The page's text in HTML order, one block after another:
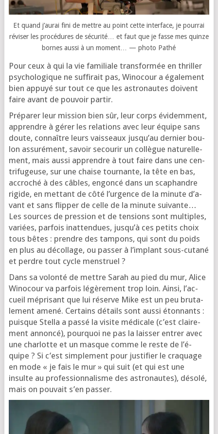
Et quand j’au­rai fini de mettre au point cette inter­face, je pour­rai
révi­ser les pro­cé­dures de sécu­ri­té… et faut que je fasse mes quinze
bornes aus­si à un moment… — pho­to Pathé
Pour ceux à qui la vie fami­liale trans­for­mée en thril­ler
psy­cho­lo­gique ne suf­fi­rait pas, Winocour a éga­le­ment
bien appuyé sur tout ce que les astro­nautes doivent
faire avant de pou­voir partir.
Préparer leur mis­sion bien sûr, leur corps évi­dem­ment,
apprendre à gérer les rela­tions avec leur équipe sans
doute, connaître leurs vais­seaux jus­qu’au der­nier bou­
lon assu­ré­ment, savoir secou­rir un col­lègue natu­rel­le­
ment, mais aus­si apprendre à tout faire dans une cen­
tri­fu­geuse, sur une chaise tour­nante, la tête en bas,
accro­ché à des câbles, engon­cé dans un sca­phandre
rigide, en met­tant de côté l’ur­gence de la minute d’a­
vant et sans flip­per de celle de la minute sui­vante…
Les sources de pres­sion et de ten­sions sont mul­tiples,
variées, par­fois inat­ten­dues, jus­qu’à ces petits choix
tous bêtes : prendre des tam­pons, qui sont du poids
en plus au décol­lage, ou pas­ser à l’im­plant sous-cuta­né
et perdre tout cycle menstruel ?
Dans sa volon­té de mettre Sarah au pied du mur, Alice
Winocour va par­fois légè­re­ment trop loin. Ainsi, l’ac­
cueil mépri­sant que lui réserve Mike est un peu bru­ta­
le­ment ame­né. Certains détails sont aus­si éton­nants :
puisque Stella a pas­sé la visite médi­cale (c’est clai­re­
ment annon­cé), pour­quoi ne pas la lais­ser entrer avec
une char­lotte et un masque comme le reste de l’é­
quipe ? Si c’est sim­ple­ment pour jus­ti­fier le cra­quage
en mode « je fais le mur » qui suit (et qui est une
insulte au pro­fes­sion­na­lisme des astro­nautes), déso­lé,
mais on pou­vait s’en passer.